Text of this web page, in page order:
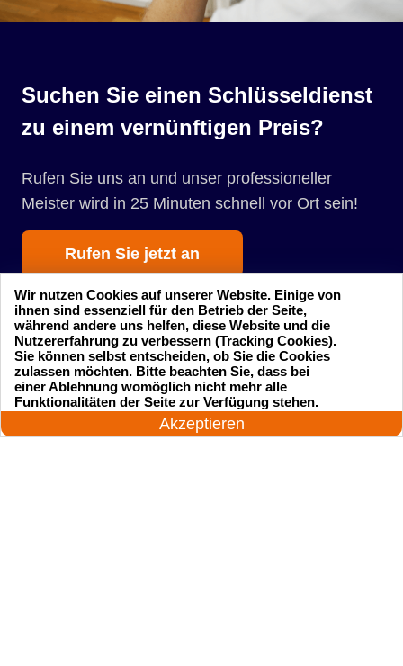
Suchen Sie einen Schlüsseldienst
zu einem vernünftigen Preis?
Rufen Sie uns an und unser professioneller
Meister wird in 25 Minuten schnell vor Ort sein!
Rufen Sie jetzt an
Startseite Einsatzgebiete
Preise
24 Stunden am Tag
Akzeptieren
Wir nutzen Cookies auf unserer Website. Einige von
ihnen sind essenziell für den Betrieb der Seite,
während andere uns helfen, diese Website und die
Nutzererfahrung zu verbessern (Tracking Cookies).
Sie können selbst entscheiden, ob Sie die Cookies
zulassen möchten. Bitte beachten Sie, dass bei
einer Ablehnung womöglich nicht mehr alle
Funktionalitäten der Seite zur Verfügung stehen.